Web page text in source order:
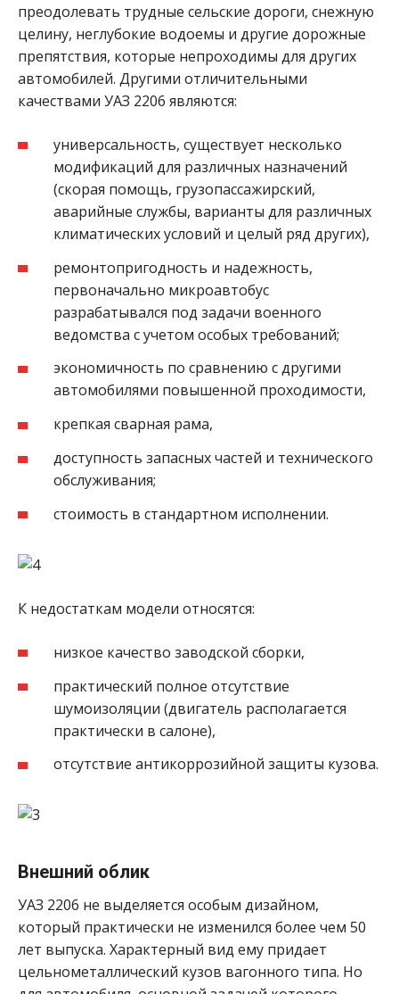
преодолевать трудные сельские дороги, снежную
целину, неглубокие водоемы и другие дорожные
препятствия, которые непроходимы для других
автомобилей. Другими отличительными
качествами УАЗ 2206 являются:
универсальность, существует несколько
модификаций для различных назначений
(скорая помощь, грузопассажирский,
аварийные службы, варианты для различных
климатических условий и целый ряд других),
ремонтопригодность и надежность,
первоначально микроавтобус
разрабатывался под задачи военного
ведомства с учетом особых требований;
экономичность по сравнению с другими
автомобилями повышенной проходимости,
крепкая сварная рама,
доступность запасных частей и технического
обслуживания;
стоимость в стандартном исполнении.
К недостаткам модели относятся:
низкое качество заводской сборки,
практический полное отсутствие
шумоизоляции (двигатель располагается
практически в салоне),
отсутствие антикоррозийной защиты кузова.
Внешний облик
УАЗ 2206 не выделяется особым дизайном,
который практически не изменился более чем 50
лет выпуска. Характерный вид ему придает
цельнометаллический кузов вагонного типа. Но